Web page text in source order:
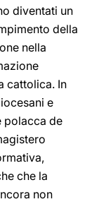
diventati un
della
nella
cattolica. In
e
polacca de
che la
non